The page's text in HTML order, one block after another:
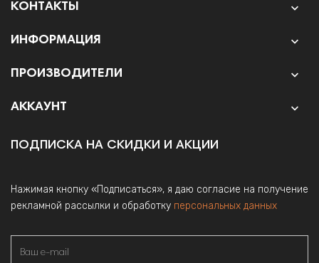
КОНТАКТЫ 
ИНФОРМАЦИЯ 
ПРОИЗВОДИТЕЛИ 
АККАУНТ 
ПОДПИСКА НА СКИДКИ И АКЦИИ
Нажимая кнопку «Подписаться», я даю согласие на получение
рекламной рассылки и обработку персональных данных